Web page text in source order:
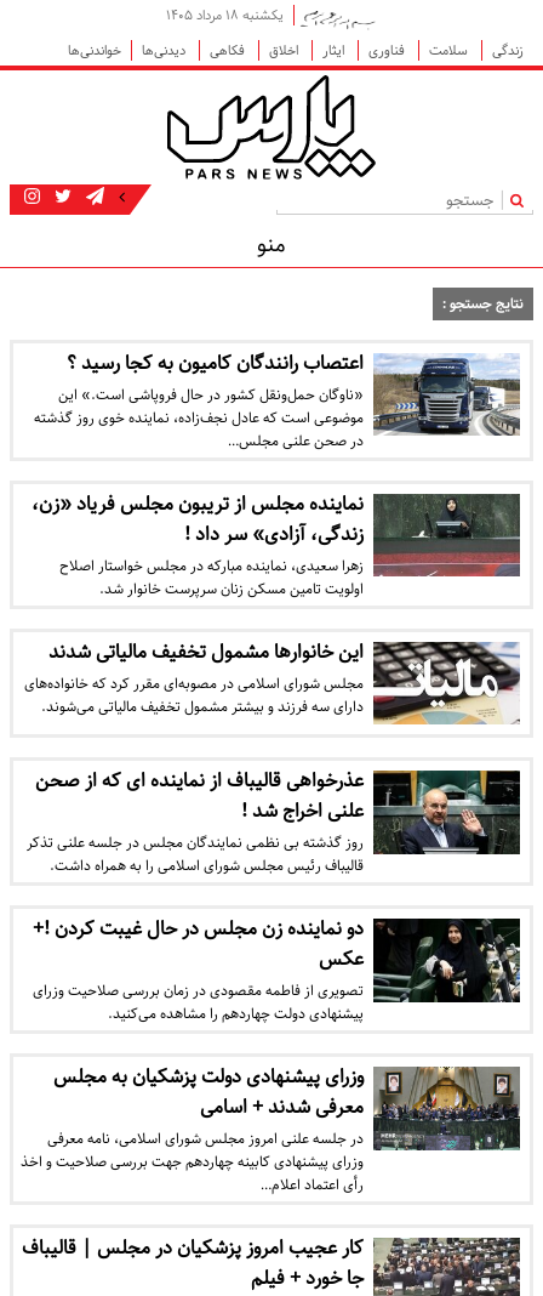
یکشنبه ۱۸ مرداد ۱۴۰۵
زندگی
سلامت فناوری ایثار اخلاق فکاهی دیدنی‌ها خواندنی‌ها
|
منو
نتایج جستجو :
اعتصاب رانندگان کامیون به کجا رسید ؟
«ناوگان حمل‌ونقل کشور در حال فروپاشی است.» این
موضوعی است که عادل نجف‌زاده، نماینده خوی روز گذشته
در صحن علنی مجلس…
نماینده مجلس از تریبون مجلس فریاد «زن،
زندگی، آزادی» سر داد !
زهرا سعیدی، نماینده مبارکه در مجلس خواستار اصلاح
اولویت تامین مسکن زنان سرپرست خانوار شد.
این خانوارها مشمول تخفیف مالیاتی شدند
مجلس شورای اسلامی در مصوبه‌ای مقرر کرد که خانواده‌های
دارای سه فرزند و بیشتر مشمول تخفیف مالیاتی می‌شوند.
عذرخواهی قالیباف از نماینده ای که از صحن
علنی اخراج شد !
روز گذشته بی نظمی نمایندگان مجلس در جلسه علنی تذکر
قالیباف رئیس مجلس شورای اسلامی را به همراه داشت.
دو نماینده زن مجلس در حال غیبت کردن !+
عکس
تصویری از فاطمه مقصودی در زمان بررسی صلاحیت وزرای
پیشنهادی دولت چهاردهم را مشاهده می‌کنید.
وزرای پیشنهادی دولت پزشکیان به مجلس
معرفی شدند + اسامی
در جلسه علنی امروز مجلس شورای اسلامی، نامه معرفی
وزرای پیشنهادی کابینه چهاردهم جهت بررسی صلاحیت و اخذ
رأی اعتماد اعلام…
کار عجیب امروز پزشکیان در مجلس | قالیباف
جا خورد + فیلم